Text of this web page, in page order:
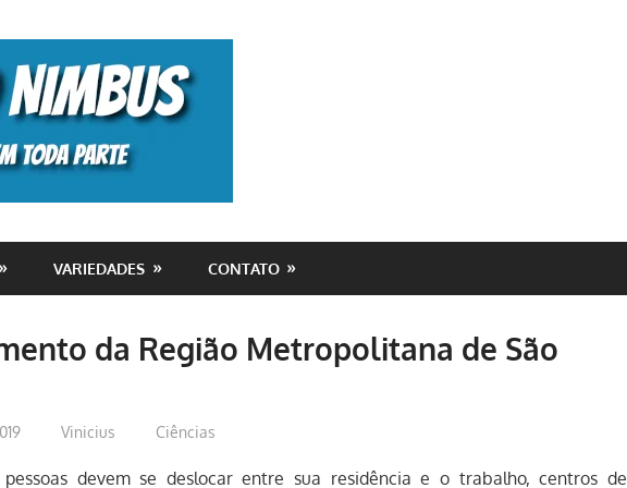
VARIEDADES CONTATO
da Região Metropolitana de São
Vinicius Ciências
devem se deslocar entre sua residência e o trabalho, centros de